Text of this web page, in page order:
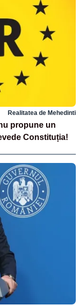
Realitatea de Mehedinti
propune un
Constituția!